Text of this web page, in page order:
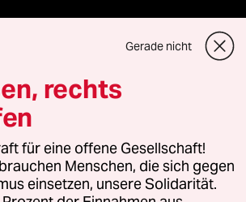
und Vertriebs GmbH
Bei rechtlichen Fragen oder für Genehmigungen
lizenzen@taz.de
Gerade nicht
rechts
für eine offene Gesellschaft!
Menschen, die sich gegen
einsetzen, unsere Solidarität.